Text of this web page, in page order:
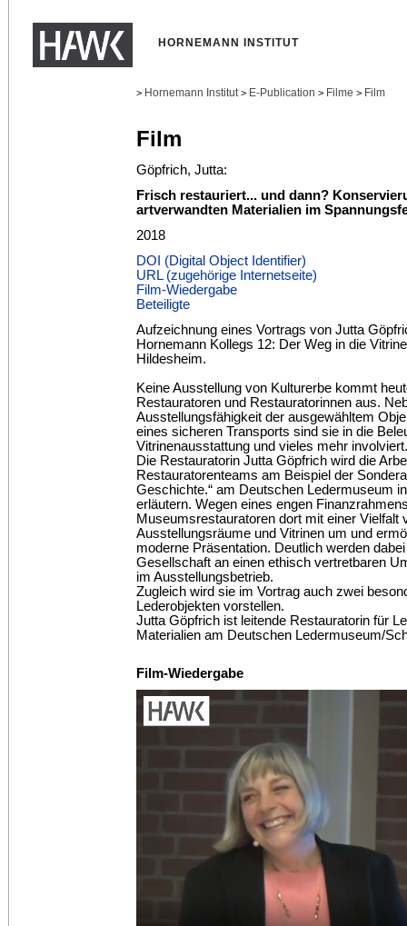
HORNEMANN INSTITUT
> Hornemann Institut > E-Publication > Filme > Film
Film
Göpfrich, Jutta:
Frisch restauriert... und dann?
artverwandten Materialien im
2018
DOI (Digital Object Identifier)
URL (zugehörige Internetseite)
Film-Wiedergabe
Beteiligte
Aufzeichnung eines Vortrags von Jutta
Hornemann Kollegs 12: Der Weg in die
Hildesheim.
Keine Ausstellung von Kulturerbe kommt
Restauratoren und Restauratorinnen aus.
Ausstellungsfähigkeit der ausgewähltem
eines sicheren Transports sind sie in die
Vitrinenausstattung und vieles mehr involviert.
Die Restauratorin Jutta Göpfrich wird die
Restauratorenteams am Beispiel der
Geschichte.“ am Deutschen Ledermuseum
erläutern. Wegen eines engen
Museumsrestauratoren dort mit einer Vielfalt
Ausstellungsräume und Vitrinen um und
moderne Präsentation. Deutlich werden
Gesellschaft an einen ethisch vertretbaren
im Ausstellungsbetrieb.
Zugleich wird sie im Vortrag auch zwei
Lederobjekten vorstellen.
Jutta Göpfrich ist leitende Restauratorin für
Materialien am Deutschen Ledermuseum/
Film-Wiedergabe